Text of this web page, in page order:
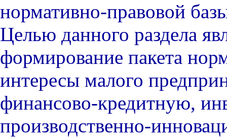
нормативно-правовой
Целью данного раздела
формирование пакета
интересы малого
финансово-кредитную,
производственно-